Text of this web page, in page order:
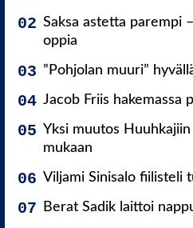
Saksa astetta parempi
oppia
”Pohjolan muuri”
Jacob Friis hakemassa
Yksi muutos
mukaan
Viljami Sinisalo fiilisteli
Berat Sadik laittoi